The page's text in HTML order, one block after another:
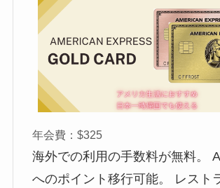
年会費：$325
海外での利用の手数料が無料。
へのポイント移行可能。 レスト